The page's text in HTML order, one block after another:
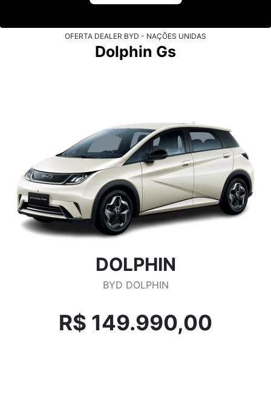
OFERTA DEALER BYD - NAÇÕES UNIDAS
Dolphin Gs
DOLPHIN
BYD DOLPHIN
R$ 149.990,00